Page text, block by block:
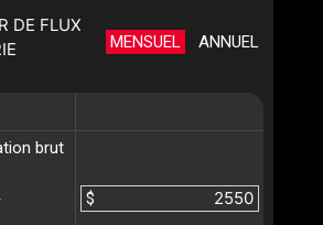
DE FLUX
MENSUEL ANNUEL
brut
$